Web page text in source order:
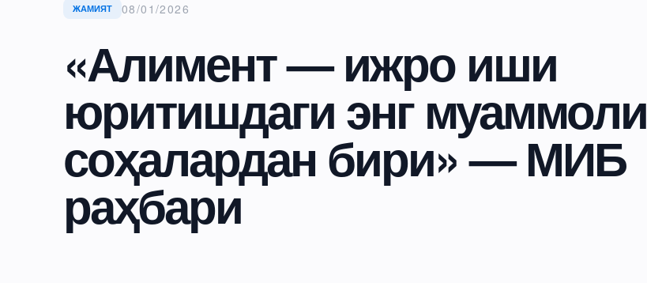
ЖАМИЯТ 08/01/2026
«Алимент — ижро иши
юритишдаги энг муаммоли
соҳалардан бири» — МИБ
раҳбари